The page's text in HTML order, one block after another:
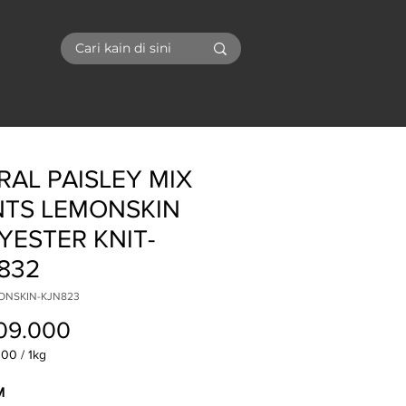
PAISLEY MIX
LEMONSKIN
KNIT-
KJN823
/ 1kg